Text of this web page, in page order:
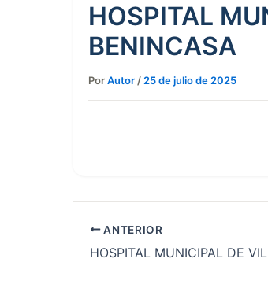
HOSPITAL
BENINCASA
PorAutor / 25 de julio de 2025
ANTERIOR